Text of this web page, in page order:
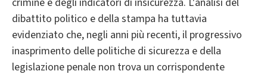
dibattito politico e della stampa ha tuttavia
evidenziato che, negli anni più recenti, il progressivo
inasprimento delle politiche di sicurezza e della
legislazione penale non trova un corrispondente